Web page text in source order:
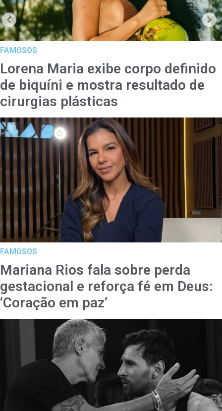
FAMOSOS
Lorena Maria exibe corpo definido
de biquíni e mostra resultado de
cirurgias plásticas
FAMOSOS
Mariana Rios fala sobre perda
gestacional e reforça fé em Deus:
‘Coração em paz’